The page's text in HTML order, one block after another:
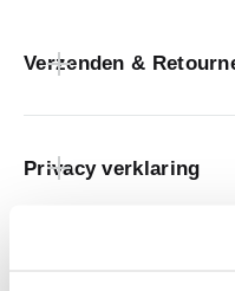
Verzenden &
Privacy verklaring